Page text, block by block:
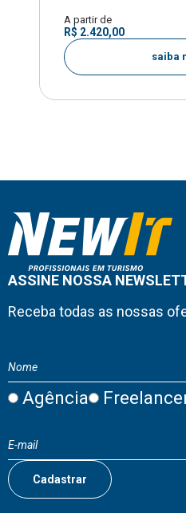
A partir de
R$ 2.420,00
saiba
ASSINE NOSSA
Receba todas as nossas
Agência